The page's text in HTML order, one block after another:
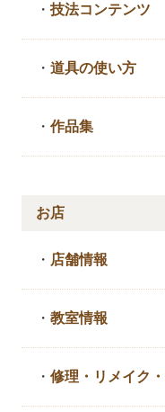
・技法コンテンツ
・道具の使い方
・作品集
お店
・ 店舗情報
・教室情報
・修理・リメイク・